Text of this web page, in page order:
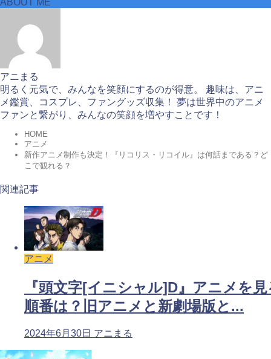
ABOUT ME
アニまる
明るく元気で、みんなを笑顔にするのが得意。 趣味は、アニ
メ鑑賞、コスプレ、ファングッズ収集！ 夢は世界中のアニメ
ファンと繋がり、みんなの笑顔を増やすことです！
HOME
アニメ
新作アニメ制作も決定！『リコリス・リコイル』は何話まである？ど
こで観れる？
関連記事
アニメ
『頭文字[イニシャル]D』アニメを
順番は？旧アニメと新劇場版と...
2024年6月30日 アニまる